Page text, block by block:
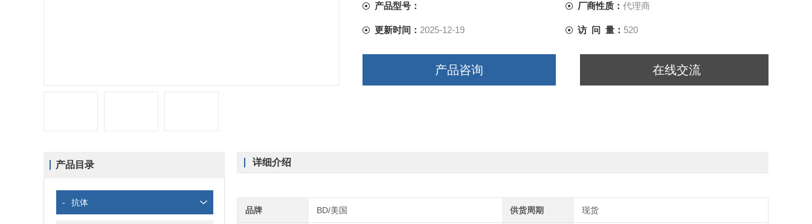
产品型号： 厂商性质： 代理商
更新时间： 2025-12-19 访 问 量： 520
产品咨询 在线交流
产品目录
- 抗体
详细介绍
品牌 BD/美国 供货周期 现货